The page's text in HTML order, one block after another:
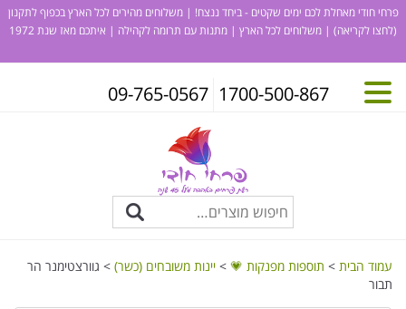
פרחי חודי מאחלת לכם ימים שקטים - ביחד ננצח! | משלוחים מהירים לכל הארץ בכפוף לתקנון
(לחצו לקריאה) | משלוחים לכל הארץ | מתנות עם תרומה לקהילה | איתכם מאז שנת 1972
1700-500-867
09-765-0567
עמוד הבית > תוספות מפנקות 💗 > יינות משובחים (כשר) > גוורצטימנר הר
תבור